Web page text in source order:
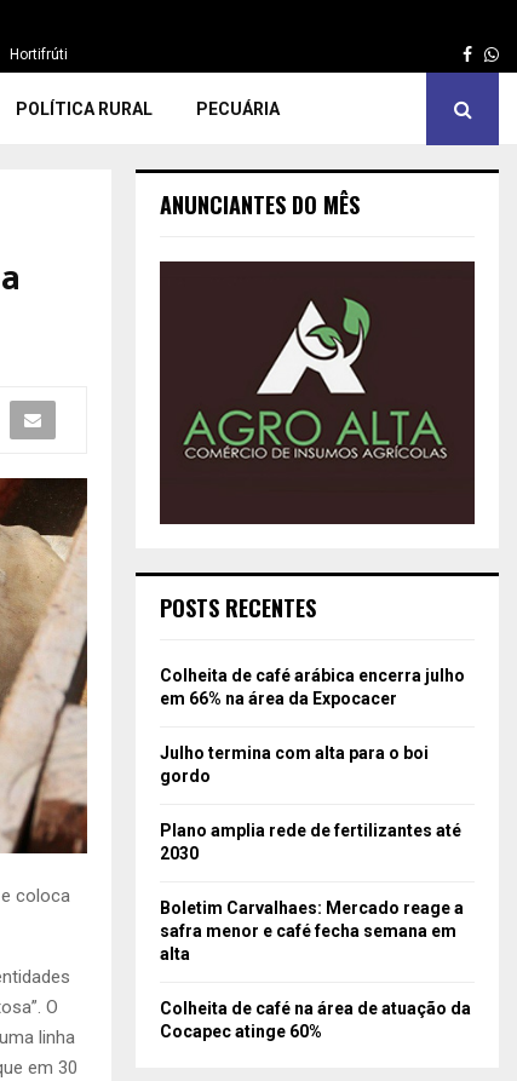
Hortifrúti
POLÍTICA RURAL PECUÁRIA
coloca
O
linha
em 30
ANUNCIANTES DO MÊS
POSTS RECENTES
Colheita de café arábica encerra julho
em 66% na área da Expocacer
Julho termina com alta para o boi
gordo
Plano amplia rede de fertilizantes até
2030
Boletim Carvalhaes: Mercado reage a
safra menor e café fecha semana em
alta
Colheita de café na área de atuação da
Cocapec atinge 60%